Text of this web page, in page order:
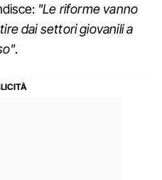
"Le riforme vanno
dai settori giovanili a
.